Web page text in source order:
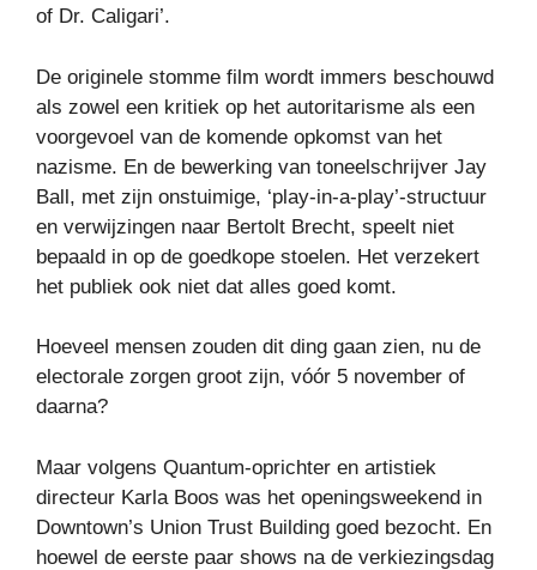
of Dr. Caligari’.
De originele stomme film wordt immers beschouwd
als zowel een kritiek op het autoritarisme als een
voorgevoel van de komende opkomst van het
nazisme. En de bewerking van toneelschrijver Jay
Ball, met zijn onstuimige, ‘play-in-a-play’-structuur
en verwijzingen naar Bertolt Brecht, speelt niet
bepaald in op de goedkope stoelen. Het verzekert
het publiek ook niet dat alles goed komt.
Hoeveel mensen zouden dit ding gaan zien, nu de
electorale zorgen groot zijn, vóór 5 november of
daarna?
Maar volgens Quantum-oprichter en artistiek
directeur Karla Boos was het openingsweekend in
Downtown’s Union Trust Building goed bezocht. En
hoewel de eerste paar shows na de verkiezingsdag